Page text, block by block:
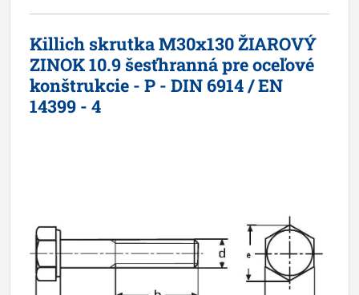
Killich skrutka M30x130 ŽIAROVÝ
ZINOK 10.9 šesťhranná pre oceľové
konštrukcie - P - DIN 6914 / EN
14399 - 4